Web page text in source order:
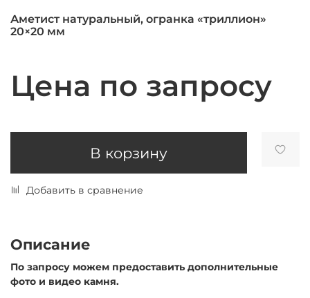
Аметист натуральный, огранка «триллион»
20×20 мм
Цена по запросу
В корзину
Добавить в сравнение
Описание
По запросу можем предоставить дополнительные
фото и видео камня.